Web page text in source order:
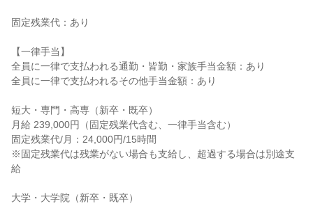
固定残業代：あり
【一律手当】
全員に一律で支払われる通勤・皆勤・家族手当金額：あり
全員に一律で支払われるその他手当金額：あり
短大・専門・高専（新卒・既卒）
月給 239,000円（固定残業代含む、一律手当含む）
固定残業代/月：24,000円/15時間
※固定残業代は残業がない場合も支給し、超過する場合は別途支
給
大学・大学院（新卒・既卒）